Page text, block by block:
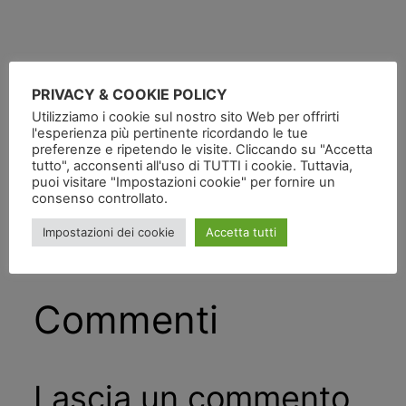
Pubblicatoin
da
Tag:
Commenti
Lascia un commento
PRIVACY & COOKIE POLICY
Utilizziamo i cookie sul nostro sito Web per offrirti
l'esperienza più pertinente ricordando le tue
preferenze e ripetendo le visite. Cliccando su "Accetta
tutto", acconsenti all'uso di TUTTI i cookie. Tuttavia,
puoi visitare "Impostazioni cookie" per fornire un
consenso controllato.
Impostazioni dei cookie Accetta tutti